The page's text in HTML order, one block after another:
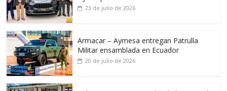
23 de julio de 2026
Armacar – Aymesa entregan Patrulla
Militar ensamblada en Ecuador
20 de julio de 2026